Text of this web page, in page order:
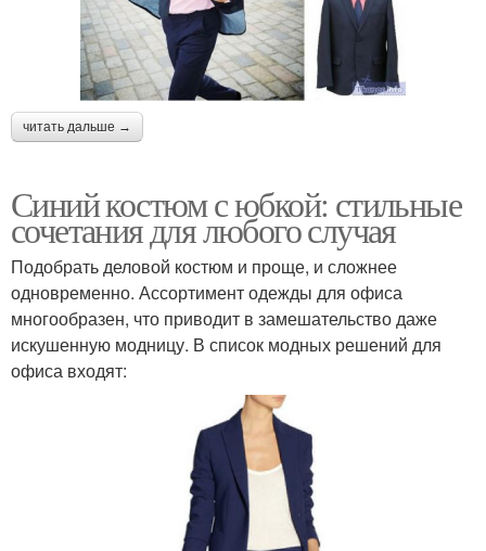
читать дальше →
Синий костюм с юбкой: стильные
сочетания для любого случая
Подобрать деловой костюм и проще, и сложнее
одновременно. Ассортимент одежды для офиса
многообразен, что приводит в замешательство даже
искушенную модницу. В список модных решений для
офиса входят: